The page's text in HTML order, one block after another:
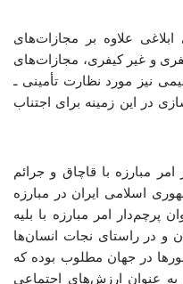
علاوه بر مجازات‌های
و غیر کیفری، مجازات‌های
نیز مورد نظارت تأمینی ـ
در این زمینه برای اجتناب
مبارزه با قاچاق و جرائم
اسلامی ایران در مبارزه
پرچم‌دار امر مبارزه با بلیه
و در راستای نجات انسان‌ها
در جهان مطلوب بوده که
به عنوان ارزش‌های اجتماعی